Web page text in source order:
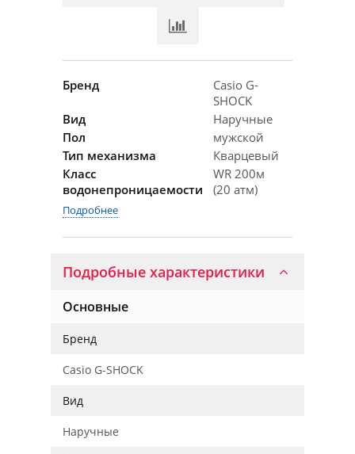
Бренд
Casio G-
SHOCK
Вид
Наручные
Пол
мужской
Тип механизма
Кварцевый
Класс
водонепроницаемости
WR 200м
(20 атм)
Подробнее
Подробные характеристики
Основные
Бренд
Casio G-SHOCK
Вид
Наручные